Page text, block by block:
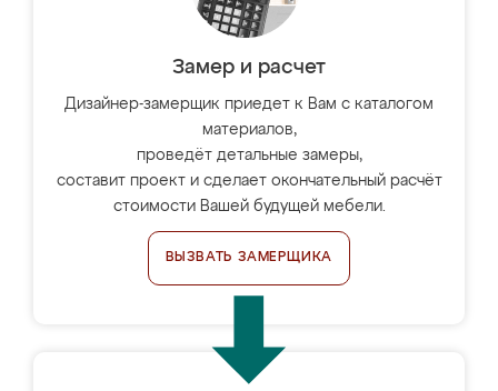
Замер и расчет
Дизайнер-замерщик приедет к Вам с каталогом
материалов,
проведёт детальные замеры,
составит проект и сделает окончательный расчёт
стоимости Вашей будущей мебели.
ВЫЗВАТЬ ЗАМЕРЩИКА